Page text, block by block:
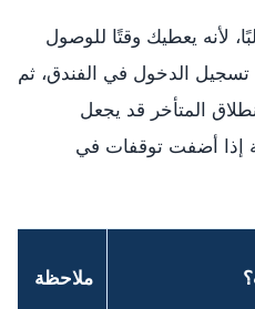
لأنه يعطيك وقتًا للوصول
الدخول في الفندق، ثم
المتأخر قد يجعل
إذا أضفت توقفات في
ملاحظة